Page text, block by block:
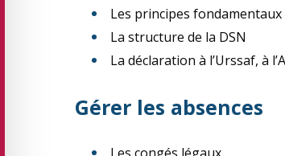
Les principes fondamentaux
La structure de la DSN
La déclaration à l’Urssaf, à
Gérer les absences